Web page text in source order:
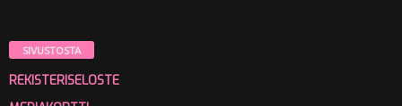
SIVUSTOSTA
REKISTERISELOSTE